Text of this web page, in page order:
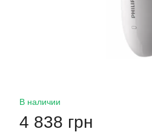
В наличии
4 838 грн